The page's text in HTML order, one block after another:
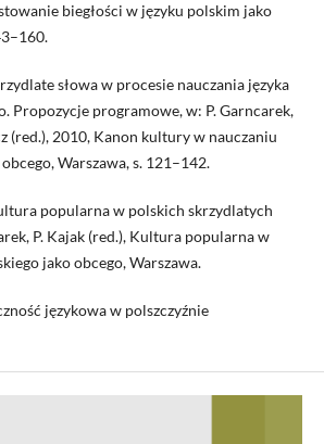
biegłości w języku polskim jako
słowa w procesie nauczania języka
Propozycje programowe, w: P. Garncarek,
(red.), 2010, Kanon kultury w nauczaniu
Warszawa, s. 121–142.
popularna w polskich skrzydlatych
P. Kajak (red.), Kultura popularna w
jako obcego, Warszawa.
językowa w polszczyźnie